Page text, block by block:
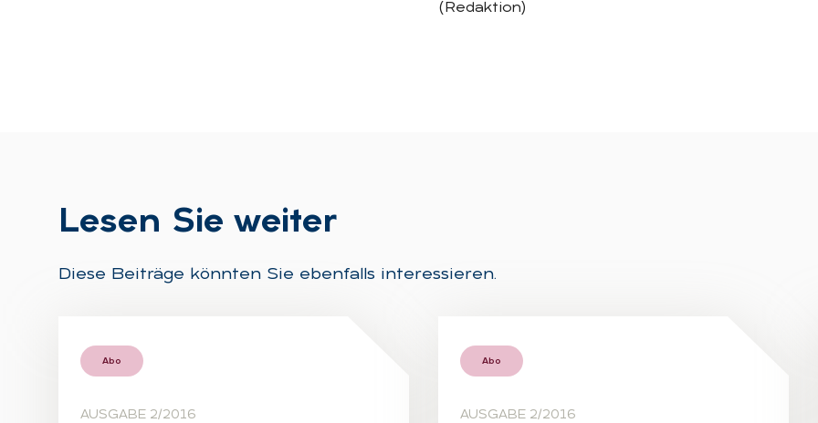
(Redaktion)
Le­sen Sie wei­ter
Diese Beiträge könnten Sie ebenfalls interessieren.
Abo
AUSGABE 2/2016
Abo
AUSGABE 2/2016